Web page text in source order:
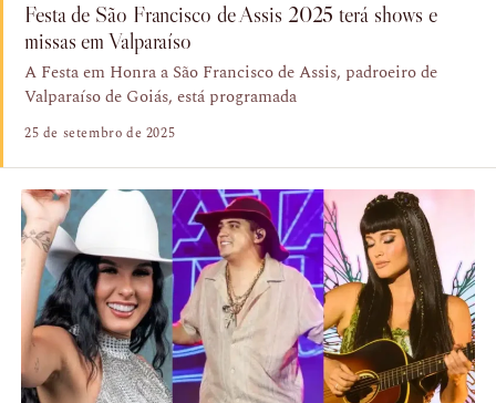
Festa de São Francisco de Assis 2025 terá shows e
missas em Valparaíso
A Festa em Honra a São Francisco de Assis, padroeiro de
Valparaíso de Goiás, está programada
25 de setembro de 2025